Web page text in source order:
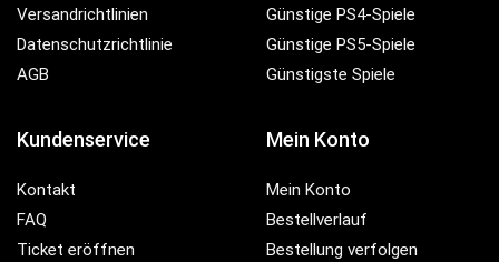
Versandrichtlinien
Datenschutzrichtlinie
AGB
Günstige PS4-Spiele
Günstige PS5-Spiele
Günstigste Spiele
Kundenservice
Kontakt
FAQ
Ticket eröffnen
Mein Konto
Mein Konto
Bestellverlauf
Bestellung verfolgen